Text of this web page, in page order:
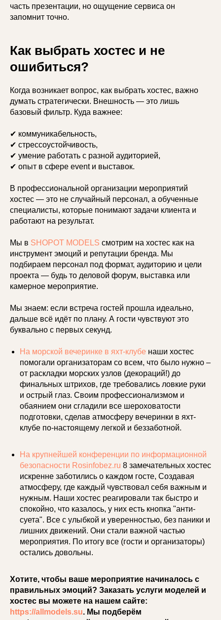
часть презентации, но ощущение сервиса он
запомнит точно.
Как выбрать хостес и не
ошибиться?
Когда возникает вопрос, как выбрать хостес, важно
думать стратегически. Внешность — это лишь
базовый фильтр. Куда важнее:
✔ коммуникабельность,
✔ стрессоустойчивость,
✔ умение работать с разной аудиторией,
✔ опыт в сфере event и выставок.
В профессиональной организации мероприятий
хостес — это не случайный персонал, а обученные
специалисты, которые понимают задачи клиента и
работают на результат.
Мы в SHOPOT MODELS смотрим на хостес как на
инструмент эмоций и репутации бренда. Мы
подбираем персонал под формат, аудиторию и цели
проекта — будь то деловой форум, выставка или
камерное мероприятие.
Мы знаем: если встреча гостей прошла идеально,
дальше всё идёт по плану. А гости чувствуют это
буквально с первых секунд.
На морской вечеринке в яхт-клубе наши хостес
помогали организаторам со всем, что было нужно –
от раскладки морских узлов (декораций!) до
финальных штрихов, где требовались ловкие руки
и острый глаз. Своим профессионализмом и
обаянием они сгладили все шероховатости
подготовки, сделав атмосферу вечеринки в яхт-
клубе по-настоящему легкой и беззаботной.
На крупнейшей конференции по информационной
безопасности Rosinfobez.ru 8 замечательных хостес
искренне заботились о каждом госте, Создавая
атмосферу, где каждый чувствовал себя важным и
нужным. Наши хостес реагировали так быстро и
спокойно, что казалось, у них есть кнопка "анти-
суета". Все с улыбкой и уверенностью, без паники и
лишних движений. Они стали важной частью
мероприятия. По итогу все (гости и организаторы)
остались довольны.
Хотите, чтобы ваше мероприятие начиналось с
правильных эмоций? Заказать услуги моделей и
хостес вы можете на нашем сайте:
https://allmodels.su. Мы подберём